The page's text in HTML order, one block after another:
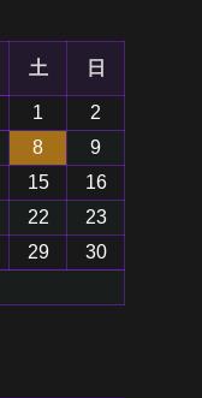
土 日
1
2
8
9
15
16
22
23
29
30